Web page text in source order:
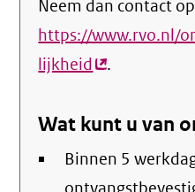
Neem dan contact
https://www.rvo.nl/
lijkheid(externe
.
Wat kunt u van
Binnen 5